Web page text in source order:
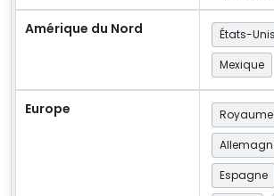
Amérique du Nord États-Unis
Mexique
Europe
Espagne